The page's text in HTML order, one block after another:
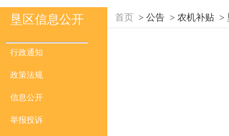
垦区信息公开
行政通知
政策法规
信息公开
举报投诉
首页 > 公告 > 农机补贴 >